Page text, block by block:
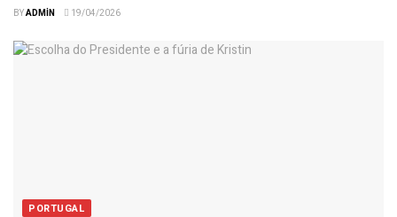
BYADMIN 19/04/2026
PORTUGAL